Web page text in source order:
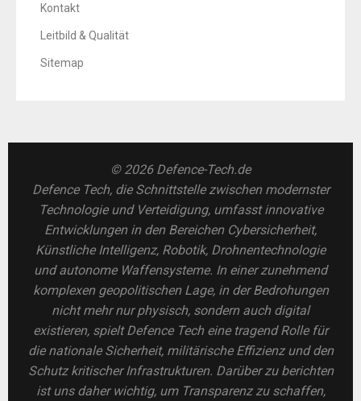
Kontakt
Leitbild & Qualität
Sitemap
© 2026 Defence-Tech.de
Defence Tech, die Schnittstelle zwischen modernster
Technologie und Verteidigung, umfasst innovative
Entwicklungen in den Bereichen Cybersicherheit,
Künstliche Intelligenz, Robotik, Drohnentechnologie
und autonome Waffensysteme. In einer zunehmend
komplexen geopolitischen Lage, in der Bedrohungen
nicht mehr nur physisch, sondern auch digital
existieren, spielt Defence Tech eine tragend Rolle für
die nationale Sicherheit, militärische Effizienz und den
Schutz kritischer Infrastrukturen. Darüber zu berichten
ist uns daher wichtig, um Transparenz zu schaffen,